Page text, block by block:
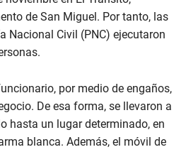
de San Miguel. Por tanto, las
Nacional Civil (PNC) ejecutaron
por medio de engaños,
De esa forma, se llevaron a
hasta un lugar determinado, en
blanca. Además, el móvil de